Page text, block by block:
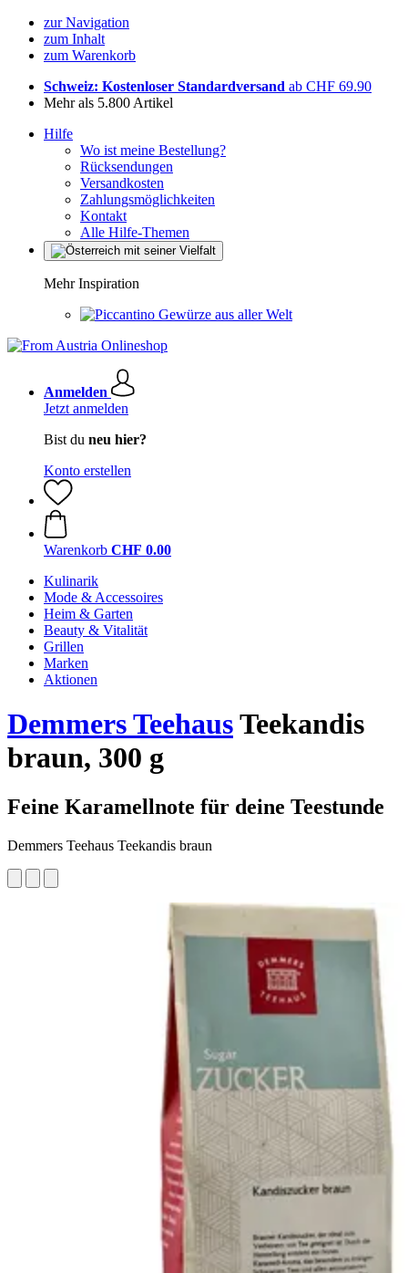
zur Navigation
zum Inhalt
zum Warenkorb
Schweiz: Kostenloser Standardversand ab CHF 69.90
Mehr als 5.800 Artikel
Hilfe
Wo ist meine Bestellung?
Rücksendungen
Versandkosten
Zahlungsmöglichkeiten
Kontakt
Alle Hilfe-Themen
Mehr Inspiration
Gewürze aus aller Welt
Anmelden
Jetzt anmelden
Bist du neu hier?
Konto erstellen
Warenkorb CHF 0.00
Kulinarik
Mode & Accessoires
Heim & Garten
Beauty & Vitalität
Grillen
Marken
Aktionen
Demmers TeehausTeekandis
braun, 300 g
Feine Karamellnote für deine Teestunde
Demmers Teehaus Teekandis braun